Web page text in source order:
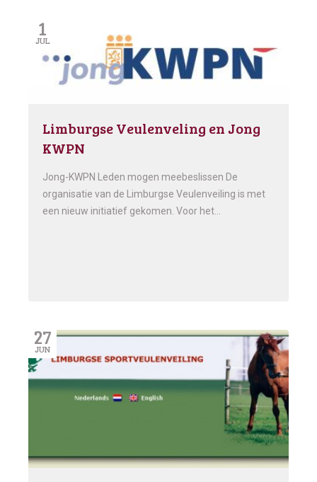
1
JUL
Limburgse Veulenveling en Jong
KWPN
Jong-KWPN Leden mogen meebeslissen De
organisatie van de Limburgse Veulenveiling is met
een nieuw initiatief gekomen. Voor het…
27
JUN